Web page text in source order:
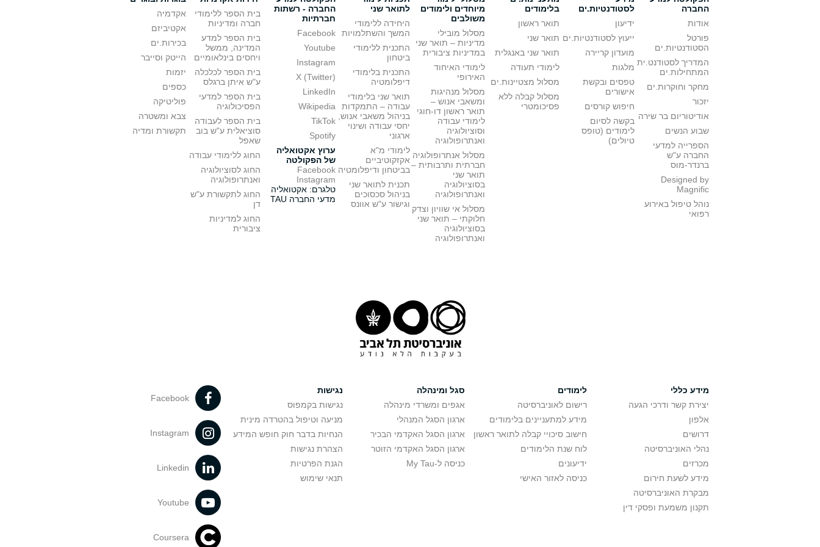
החברה
אודות
פורטל
הסטודנטיות.ים
המדריך לסטודנט.ית
המתחילות.ים
מחקר וחוקרות.ים
יזכור
אודיטוריום בר שירה
שבוע הנשים
הספרייה למדעי
החברה ע"ש
ברנדר-מוס
Designed by
Magnific
נוהל טיפול באירוע
רפואי
לסטודנטיות.ים
ידיעון
ייעוץ לסטודנטיות.ים
מועדון קריירה
מלגות
טפסים ובקשת
אישורים
חיפוש קורסים
בקשה לסיום
לימודים (טופס
טיולים)
בלימודים
תואר ראשון
תואר שני
תואר שני באנגלית
לימודי תעודה
מסלול מצטיינות.ים
מסלול קבלה ללא
פסיכומטרי
מיוחדים ולימודים
משולבים
מסלול מובילי
מדיניות – תואר שני
במדיניות ציבורית
לימודי האיחוד
האירופי
מסלול מנהיגות
ומשאבי אנוש –
תואר ראשון דו-חוגי
לימודי עבודה
וסוציולוגיה
ואנתרופולוגיה
מסלול אנתרופולוגיה
חברתית ותרבותית –
תואר שני
בסוציולוגיה
ואנתרופולוגיה
מסלול אי שוויון וצדק
חלוקתי – תואר שני
בסוציולוגיה
ואנתרופולוגיה
לתואר שני
היחידה ללימודי
המשך והשתלמויות
התכנית ללימודי
ביטחון
התכנית בלימודי
דיפלומטיה
תואר שני בלימודי
עבודה – התמקדות
בניהול משאבי אנוש,
יחסי עבודה ושינוי
ארגוני
לימודי מ"א
אקזקוטיביים
בביטחון ודיפלומטיה
תכנית לתואר שני
בניהול סכסוכים
וגישור ע"ש אוונס
החברה - רשתות
חברתיות
Facebook
Youtube
Instagram
X (Twitter)
LinkedIn
Wikipedia
TikTok
Spotify
ערוץ אקטואליה
של הפקולטה
Facebook
Instagram
טלגרם: אקטואליה
מדעי החברה TAU
בית הספר ללימודי
חברה ומדיניות
בית הספר למדע
המדינה, ממשל
ויחסים בינלאומיים
בית הספר לכלכלה
ע"ש איתן ברגלס
בית הספר למדעי
הפסיכולוגיה
בית הספר לעבודה
סוציאלית ע"ש בוב
שאפל
החוג ללימודי עבודה
החוג לסוציולוגיה
ואנתרופולוגיה
החוג לתקשורת ע"ש
דן
החוג למדיניות
ציבורית
אקדמיה
אקטיביזם
בכירות.ים
הייטק וסייבר
יזמות
כספים
פוליטיקה
צבא ומשטרה
תקשורת ומדיה
מידע כללי
יצירת קשר ודרכי הגעה
אלפון
דרושים
נהלי האוניברסיטה
מכרזים
מידע לשעת חירום
מבקרת האוניברסיטה
תקנון משמעת ופסקי דין
לימודים
רישום לאוניברסיטה
מידע למתעניינים בלימודים
חישוב סיכויי קבלה לתואר ראשון
לוח שנת הלימודים
ידיעונים
כניסה לאזור האישי
סגל ומינהלה
אגפים ומשרדי מינהלה
ארגון הסגל המנהלי
ארגון הסגל האקדמי הבכיר
ארגון הסגל האקדמי הזוטר
כניסה ל-My Tau
נגישות
נגישות בקמפוס
מניעה וטיפול בהטרדה מינית
הנחיות בדבר חוק חופש המידע
הצהרת נגישות
הגנת הפרטיות
תנאי שימוש
Facebook
Instagram
Linkedin
Youtube
Coursera